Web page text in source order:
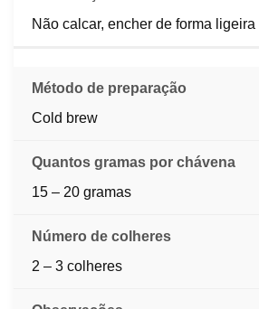
Não calcar, encher de forma ligeira
Cold brew
15 – 20 gramas
2 – 3 colheres